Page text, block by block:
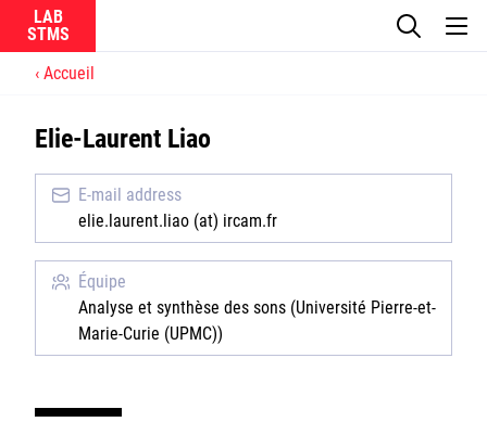
LAB
Ircam
La recherche
Actualités
Équipes
Accueil
Elie-Laurent Liao
E-mail address
elie.laurent.liao (at) ircam.fr
Équipe
Analyse et synthèse des sons (Université Pierre-et-
Marie-Curie (UPMC))